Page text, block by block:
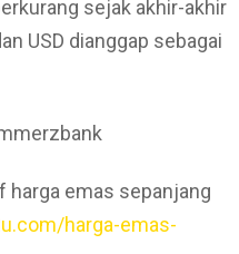
sejak akhir-akhir
USD dianggap sebagai
harga emas sepanjang
harga-emas-